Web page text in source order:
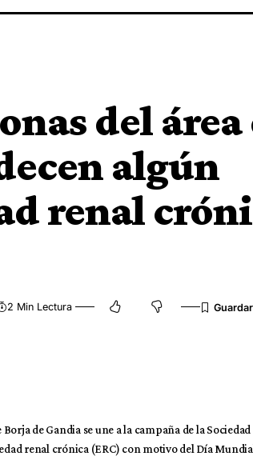
del área
algún
renal
2 Min Lectura
de Gandia se une a la campaña de la Sociedad
renal crónica (ERC) con motivo del Día